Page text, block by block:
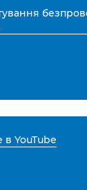
в YouTube